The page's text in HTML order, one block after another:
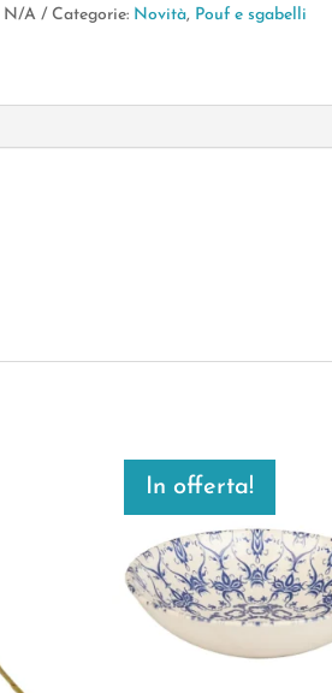
N/A Categorie: Novità, Pouf e sgabelli
In offerta!